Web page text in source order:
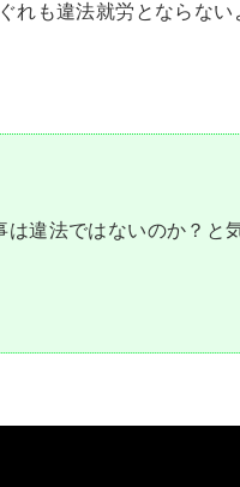
れも違法就労とならな
違法ではないのか？と